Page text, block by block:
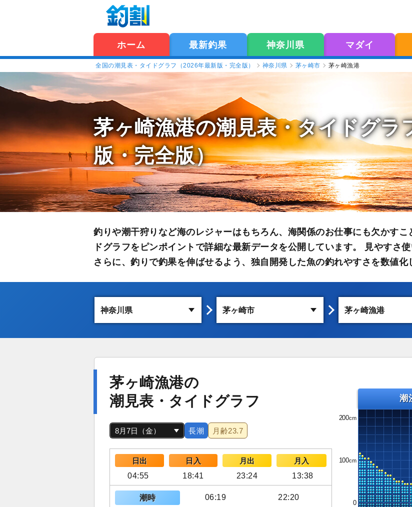
ホーム 最新釣果 神奈川県 マダイ
全国の潮見表・タイドグラフ（2026年最新版・完全版） 神奈川県 茅ヶ崎市 茅ヶ崎漁港
茅ヶ崎漁港の潮見表・タイドグラ
版・完全版）
釣りや潮干狩りなど海のレジャーはもちろん、海関係のお仕事にも欠かす
ドグラフをピンポイントで詳細な最新データを公開しています。 見やすさ
さらに、釣りで釣果を伸ばせるよう、独自開発した魚の釣れやすさを数値
茅ヶ崎漁港の
潮見表・タイドグラフ
長潮 月齢23.7
日出 日入 月出
月入
04:55
18:41 23:24 13:38
潮時 06:19 22:20
潮
200
100
0